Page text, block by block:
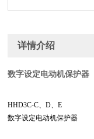
详情介绍
数字设定电动机保护器
HHD3C-C、D、E
数字设定电动机保护器